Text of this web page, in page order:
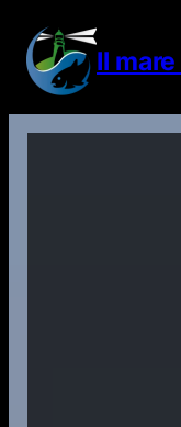
contenuto
Il